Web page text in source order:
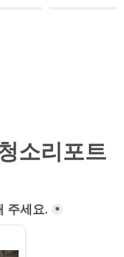
소리포트
주세요. *